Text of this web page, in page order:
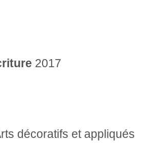
2017
décoratifs et appliqués